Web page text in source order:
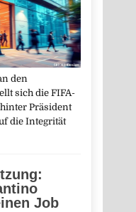
den
sich die FIFA-
Präsident
die Integrität
Job